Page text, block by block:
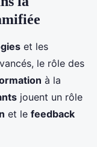
et les
le rôle des
à la
jouent un rôle
et le feedback